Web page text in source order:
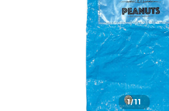
1/11